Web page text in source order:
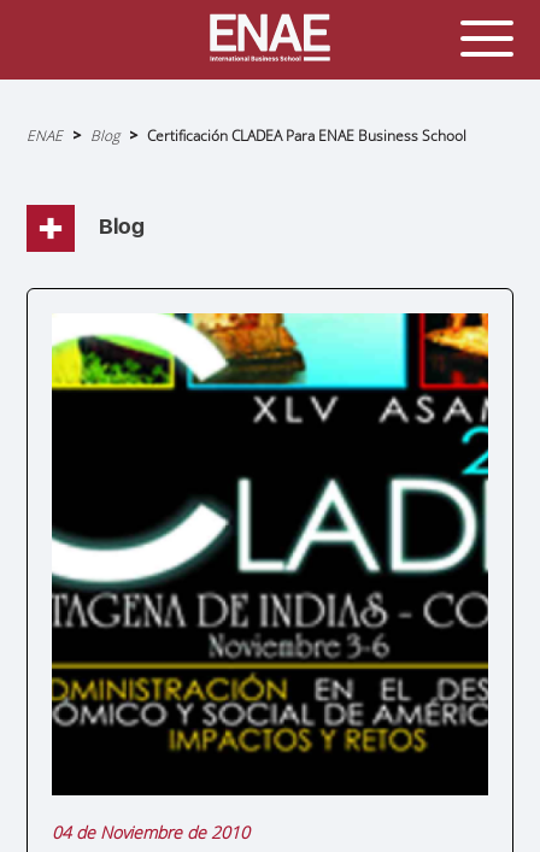
Sobrescribir
la
navegación
ENAE Blog Certificación CLADEA Para ENAE Business School
Blog
04 de Noviembre de 2010